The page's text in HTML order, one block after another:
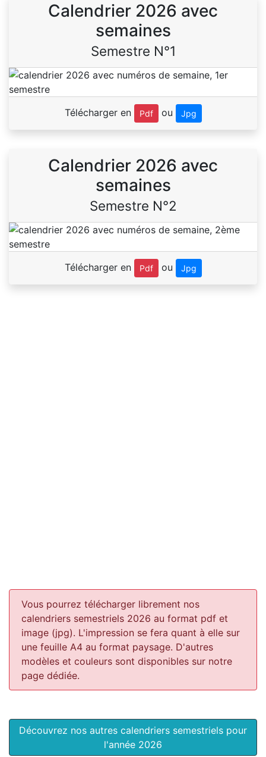
Calendrier 2026 avec
semaines
Semestre N°1
Télécharger en Pdf ou Jpg
Calendrier 2026 avec
semaines
Semestre N°2
Télécharger en Pdf ou Jpg
Vous pourrez télécharger librement nos
calendriers semestriels 2026 au format pdf et
image (jpg). L'impression se fera quant à elle sur
une feuille A4 au format paysage. D'autres
modèles et couleurs sont disponibles sur notre
page dédiée.
Découvrez nos autres calendriers semestriels pour
l'année 2026